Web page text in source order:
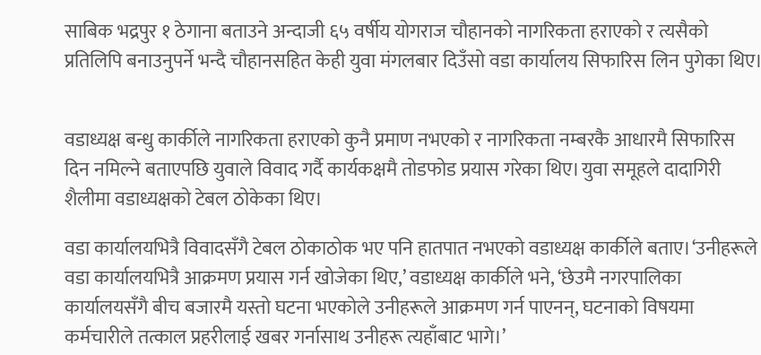
साबिक भद्रपुर १ ठेगाना बताउने अन्दाजी ६५ वर्षीय योगराज चौहानको नागरिकता हराएको र त्यसैको
प्रतिलिपि बनाउनुपर्ने भन्दै चौहानसहित केही युवा मंगलबार दिउँसो वडा कार्यालय सिफारिस लिन पुगेका थिए।
वडाध्यक्ष बन्धु कार्कीले नागरिकता हराएको कुनै प्रमाण नभएको र नागरिकता नम्बरकै आधारमै सिफारिस
दिन नमिल्ने बताएपछि युवाले विवाद गर्दै कार्यकक्षमै तोडफोड प्रयास गरेका थिए। युवा समूहले दादागिरी
शैलीमा वडाध्यक्षको टेबल ठोकेका थिए।
वडा कार्यालयभित्रै विवादसँगै टेबल ठोकाठोक भए पनि हातपात नभएको वडाध्यक्ष कार्कीले बताए। ‘उनीहरूले
वडा कार्यालयभित्रै आक्रमण प्रयास गर्न खोजेका थिए,’ वडाध्यक्ष कार्कीले भने, ‘छेउमै नगरपालिका
कार्यालयसँगै बीच बजारमै यस्तो घटना भएकोले उनीहरूले आक्रमण गर्न पाएनन्, घटनाको विषयमा
कर्मचारीले तत्काल प्रहरीलाई खबर गर्नासाथ उनीहरू त्यहाँबाट भागे।’